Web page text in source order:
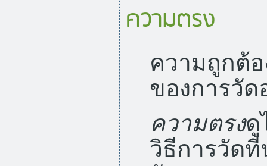
ความตรง
ความถูกต้
ของการวัด
ความตรงดู
วิธีการวัด